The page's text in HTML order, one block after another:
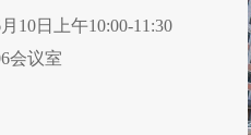
12日
10日上午10:00-11:30
会议室
14日下午14:00-15:30
会议室